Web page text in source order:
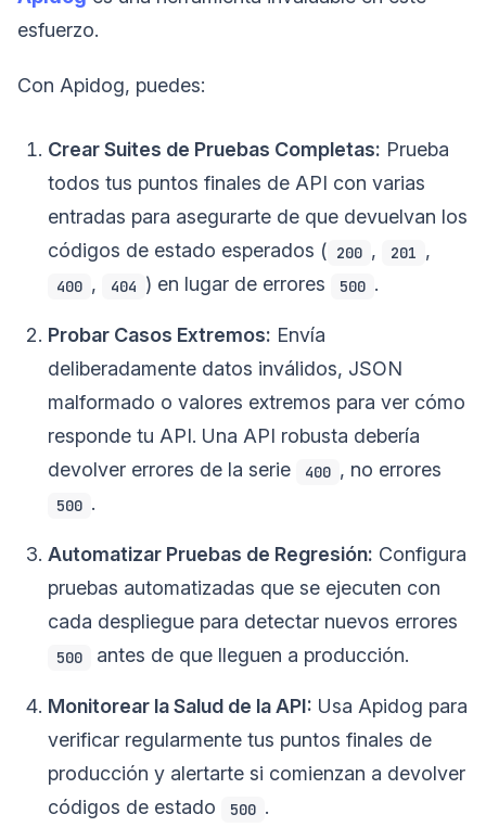
esfuerzo.
Con Apidog, puedes:
Crear Suites de Pruebas Completas: Prueba
todos tus puntos finales de API con varias
entradas para asegurarte de que devuelvan los
códigos de estado esperados ( 200 , 201 ,
400 , 404 ) en lugar de errores 500 .
Probar Casos Extremos: Envía
deliberadamente datos inválidos, JSON
malformado o valores extremos para ver cómo
responde tu API. Una API robusta debería
devolver errores de la serie
400 , no errores
500 .
Automatizar Pruebas de Regresión: Configura
pruebas automatizadas que se ejecuten con
cada despliegue para detectar nuevos errores
500 antes de que lleguen a producción.
Monitorear la Salud de la API: Usa Apidog para
verificar regularmente tus puntos finales de
producción y alertarte si comienzan a devolver
códigos de estado
500 .